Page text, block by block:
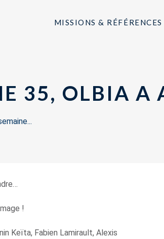
MISSIONS & RÉFÉRENCES
35, OLBIA A
!
Keïta, Fabien Lamirault, Alexis